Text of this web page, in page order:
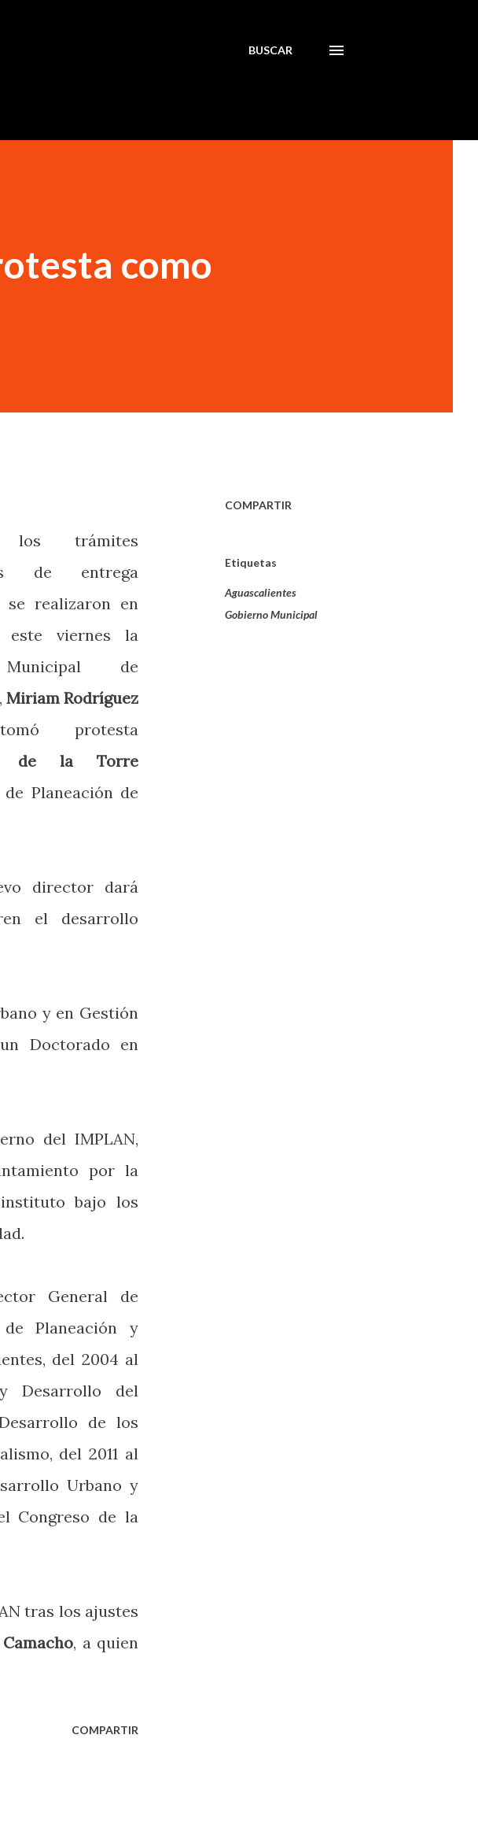
BUSCAR
como
trámites
de entrega
se realizaron en
este viernes la
de
Miriam Rodríguez
protesta
de la Torre
Planeación de
director dará
el desarrollo
y en Gestión
Doctorado en
del IMPLAN,
por la
bajo los
General de
Planeación y
del 2004 al
Desarrollo del
de los
del 2011 al
Urbano y
Congreso de la
tras los ajustes
, a quien
COMPARTIR
Etiquetas
Aguascalientes
Gobierno Municipal
COMPARTIR